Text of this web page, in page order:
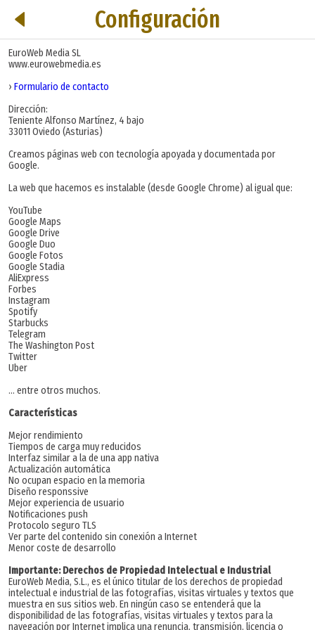
Configuración
EuroWeb Media SL
www.eurowebmedia.es
› Formulario de contacto
Dirección:
Teniente Alfonso Martínez, 4 bajo
33011 Oviedo (Asturias)
Creamos páginas web con tecnología apoyada y documentada por
Google.
La web que hacemos es instalable (desde Google Chrome) al igual que:
YouTube
Google Maps
Google Drive
Google Duo
Google Fotos
Google Stadia
AliExpress
Forbes
Instagram
Spotify
Starbucks
Telegram
The Washington Post
Twitter
Uber
… entre otros muchos.
Características
Mejor rendimiento
Tiempos de carga muy reducidos
Interfaz similar a la de una app nativa
Actualización automática
No ocupan espacio en la memoria
Diseño responssive
Mejor experiencia de usuario
Notificaciones push
Protocolo seguro TLS
Ver parte del contenido sin conexión a Internet
Menor coste de desarrollo
Importante: Derechos de Propiedad Intelectual e Industrial
EuroWeb Media, S.L., es el único titular de los derechos de propiedad
intelectual e industrial de las fotografías, visitas virtuales y textos que
muestra en sus sitios web. En ningún caso se entenderá que la
disponibilidad de las fotografías, visitas virtuales y textos para la
navegación por Internet implica una renuncia, transmisión, licencia o